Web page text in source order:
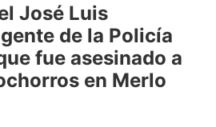
José Luis
de la Policía
fue asesinado a
en Merlo